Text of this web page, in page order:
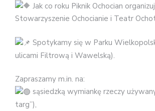
Jak co roku Piknik Ochocian
Stowarzyszenie Ochocianie i Teatr
Spotykamy się w Parku
ulicami Filtrową i Wawelską).
Zapraszamy m.in. na:
sąsiedzką wymiankę rzeczy
targ”),